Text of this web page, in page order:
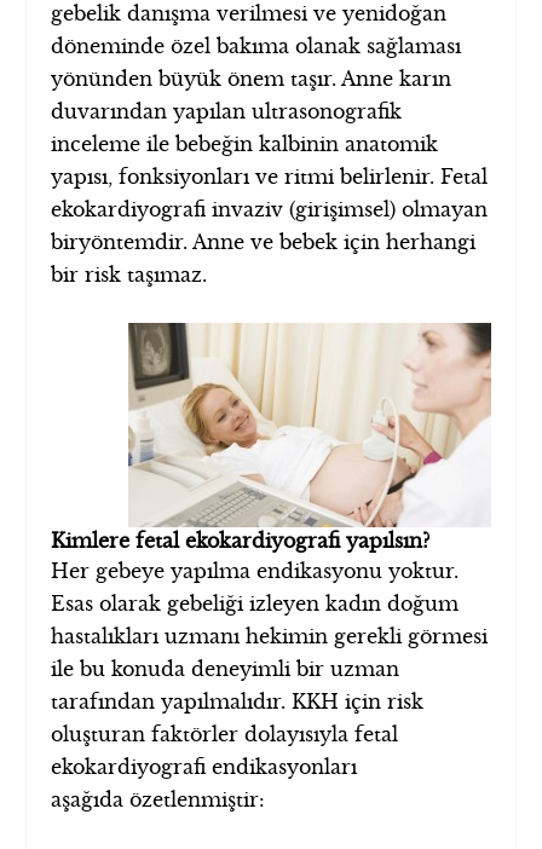
gebelik danışma verilmesi ve yenidoğan
döneminde özel bakıma olanak sağlaması
yönünden büyük önem taşır. Anne karın
duvarından yapılan ultrasonografik
inceleme ile bebeğin kalbinin anatomik
yapısı, fonksiyonları ve ritmi belirlenir. Fetal
ekokardiyografi invaziv (girişimsel) olmayan
biryöntemdir. Anne ve bebek için herhangi
bir risk taşımaz.
Kimlere fetal ekokardiyografi yapılsın?
Her gebeye yapılma endikasyonu yoktur.
Esas olarak gebeliği izleyen kadın doğum
hastalıkları uzmanı hekimin gerekli görmesi
ile bu konuda deneyimli bir uzman
tarafından yapılmalıdır. KKH için risk
oluşturan faktörler dolayısıyla fetal
ekokardiyografi endikasyonları
aşağıda özetlenmiştir: